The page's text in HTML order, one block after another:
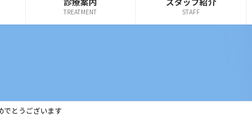
TREATMENT STAFF
でとうございます